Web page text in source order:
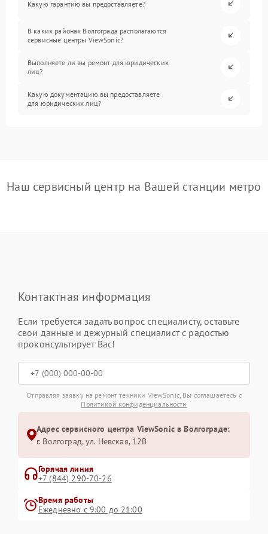
Какую гарантию вы предоставляете?
В каких районах Волгограда располагаются
сервисные центры ViewSonic?
Выполняете ли вы ремонт для юридических
лиц?
Какую документацию вы предоставляете
для юридических лиц?
Наш сервисный центр на Вашей станции метро
Контактная информация
Если требуется задать вопрос специалисту, оставьте
свои данные и дежурный специалист с радостью
проконсультирует Вас!
Отправляя заявку на ремонт техники ViewSonic, Вы соглашаетесь с
Политикой конфиденциальности
Адрес сервисного центра ViewSonic в Волгограде:
г. Волгоград, ул. Невская, 12В
Горячая линия
+7 (844) 290-70-26
Время работы
Ежедневно с 9:00 до 21:00